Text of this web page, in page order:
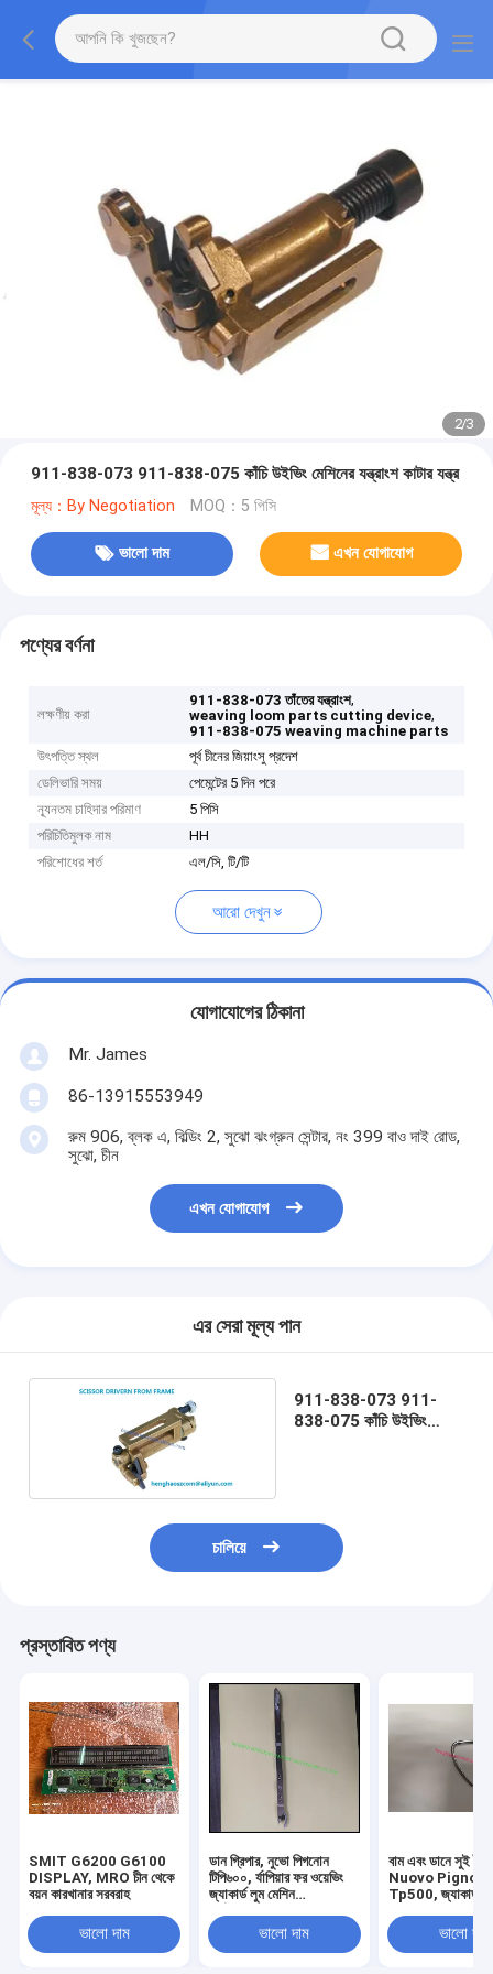
2/3
911-838-073 911-838-075 কাঁচি উইভিং মেশিনের যন্ত্রাংশ কাটার যন্ত্র
মূল্য：By Negotiation MOQ：5 পিসি
ভালো দাম এখন যোগাযোগ
পণ্যের বর্ণনা
লক্ষণীয় করা
911-838-073 তাঁতের যন্ত্রাংশ,
weaving loom parts cutting device,
911-838-075 weaving machine parts
উৎপত্তি স্থল
পূর্ব চীনের জিয়াংসু প্রদেশ
ডেলিভারি সময়
পেমেন্টের 5 দিন পরে
ন্যূনতম চাহিদার পরিমাণ
5 পিসি
পরিচিতিমুলক নাম
HH
পরিশোধের শর্ত
এল/সি, টি/টি
আরো দেখুন
যোগাযোগের ঠিকানা
Mr. James
86-13915553949
রুম 906, ব্লক এ, বিল্ডিং 2, সুঝো ঝংগ্রুন সেন্টার, নং 399 বাও দাই রোড,
সুঝো, চীন
এখন যোগাযোগ
এর সেরা মূল্য পান
911-838-073 911-
838-075 কাঁচি উইভিং
চালিয়ে
প্রস্তাবিত পণ্য
SMIT G6200 G6100
DISPLAY, MRO চীন থেকে
বয়ন কারখানার সরবরাহ
ভালো দাম
ডান গ্রিপার, নুভো পিগনোন
টিপি৬০০, র্যাপিয়ার ফর ওয়েভিং
জ্যাকার্ড লুম মেশিন
থেকে
ভালো দাম
বাম এবং ডানে সুই
Nuovo
Tp500, জ্যাকার্ড লুম
ভালো দাম